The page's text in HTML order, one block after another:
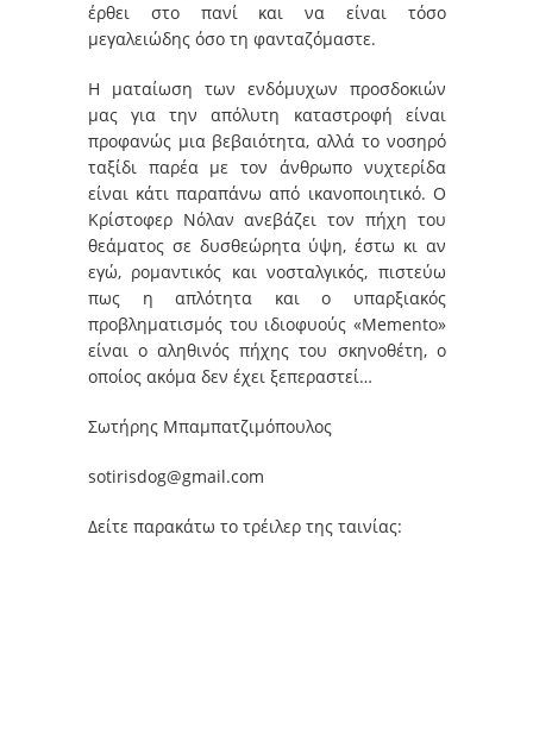
έρθει στο πανί και να είναι τόσο
μεγαλειώδης όσο τη φανταζόμαστε.
Η ματαίωση των ενδόμυχων προσδοκιών
μας για την απόλυτη καταστροφή είναι
προφανώς μια βεβαιότητα, αλλά το νοσηρό
ταξίδι παρέα με τον άνθρωπο νυχτερίδα
είναι κάτι παραπάνω από ικανοποιητικό. Ο
Κρίστοφερ Νόλαν ανεβάζει τον πήχη του
θεάματος σε δυσθεώρητα ύψη, έστω κι αν
εγώ, ρομαντικός και νοσταλγικός, πιστεύω
πως η απλότητα και ο υπαρξιακός
προβληματισμός του ιδιοφυούς «Memento»
είναι ο αληθινός πήχης του σκηνοθέτη, ο
οποίος ακόμα δεν έχει ξεπεραστεί…
Σωτήρης Μπαμπατζιμόπουλος
sotirisdog@gmail.com
Δείτε παρακάτω το τρέιλερ της ταινίας: